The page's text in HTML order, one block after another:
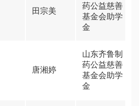
田宗美
药公益慈善
基金会助学
金
唐湘婷
山东齐鲁制
药公益慈善
基金会助学
金